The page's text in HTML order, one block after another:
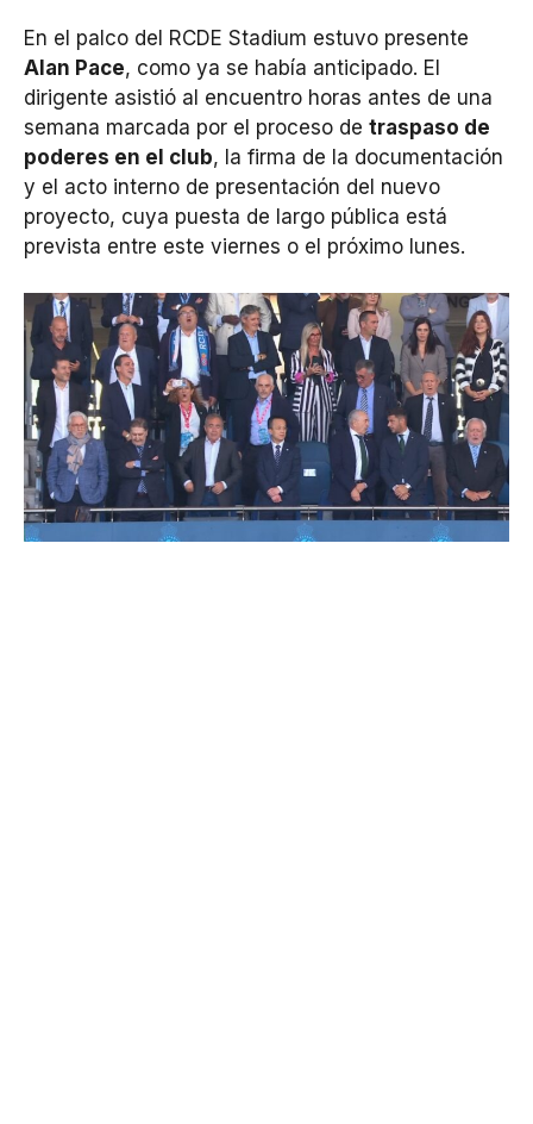
En el palco del RCDE Stadium estuvo presente
Alan Pace, como ya se había anticipado. El
dirigente asistió al encuentro horas antes de una
semana marcada por el proceso de traspaso de
poderes en el club, la firma de la documentación
y el acto interno de presentación del nuevo
proyecto, cuya puesta de largo pública está
prevista entre este viernes o el próximo lunes.